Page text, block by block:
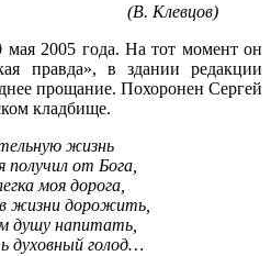
(В. Клевцов)
2005 года. На тот момент он
правда», в здании редакции
прощание. Похоронен Сергей
кладбище.
жизнь
от Бога,
моя дорога,
жизни дорожить,
душу напитать,
духовный голод…